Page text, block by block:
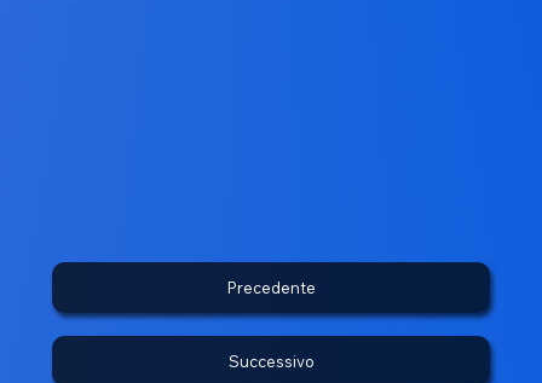
Precedente
Successivo